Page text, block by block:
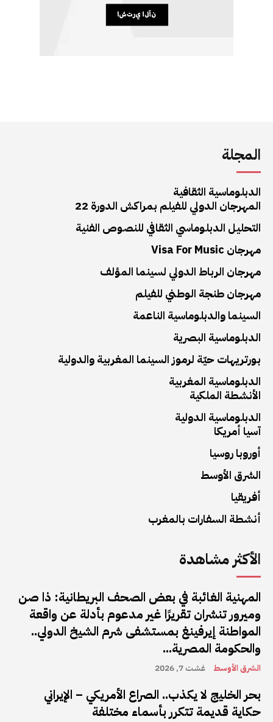
المجلة
الدبلوماسية الثقافية
المهرجان الدولي للفيلم بمراكش الدورة 22
التحليل الدبلوماسي الثقافي للنصوص الفنية
مهرجان Visa For Music
مهرجان الرباط الدولي لسينما المؤلف
مهرجان طنجة الوطني للفيلم
السينما والدبلوماسية الناعمة
الدبلوماسية البصرية
بورتريهات حيّة لرموز السينما المغربية والدولية
الدبلوماسية المغربية
الأنشطة الملكية
الدبلوماسية الدولية
آسيا أمريكا
أوروبا روسيا
الشرق الأوسط
أفريقيا
أنشطة السفارات بالمغرب
الأكثر مشاهدة
المهنية الغائبة في بعض الصحف البريطانية: ذا صن
وميرور تنشران تقريرًا غير مدعوم بأدلة عن واقعة
المواطنة إيرفينغ بمستشفى شرم الشيخ الدولي..
والحكومة المصرية...
الشرق الأوسط غشت 7, 2026
بحر الخليج لا يكذب.. الصراع الأمريكي – الإيراني
حكاية قديمة تتكرر بأسماء مختلفة